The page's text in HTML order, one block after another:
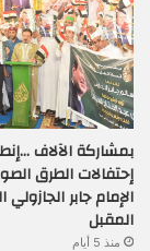
بمشاركة الآلاف
إحتفالات الطرق
الإمام جابر الجازولي
المقبل
منذ 5 أيام